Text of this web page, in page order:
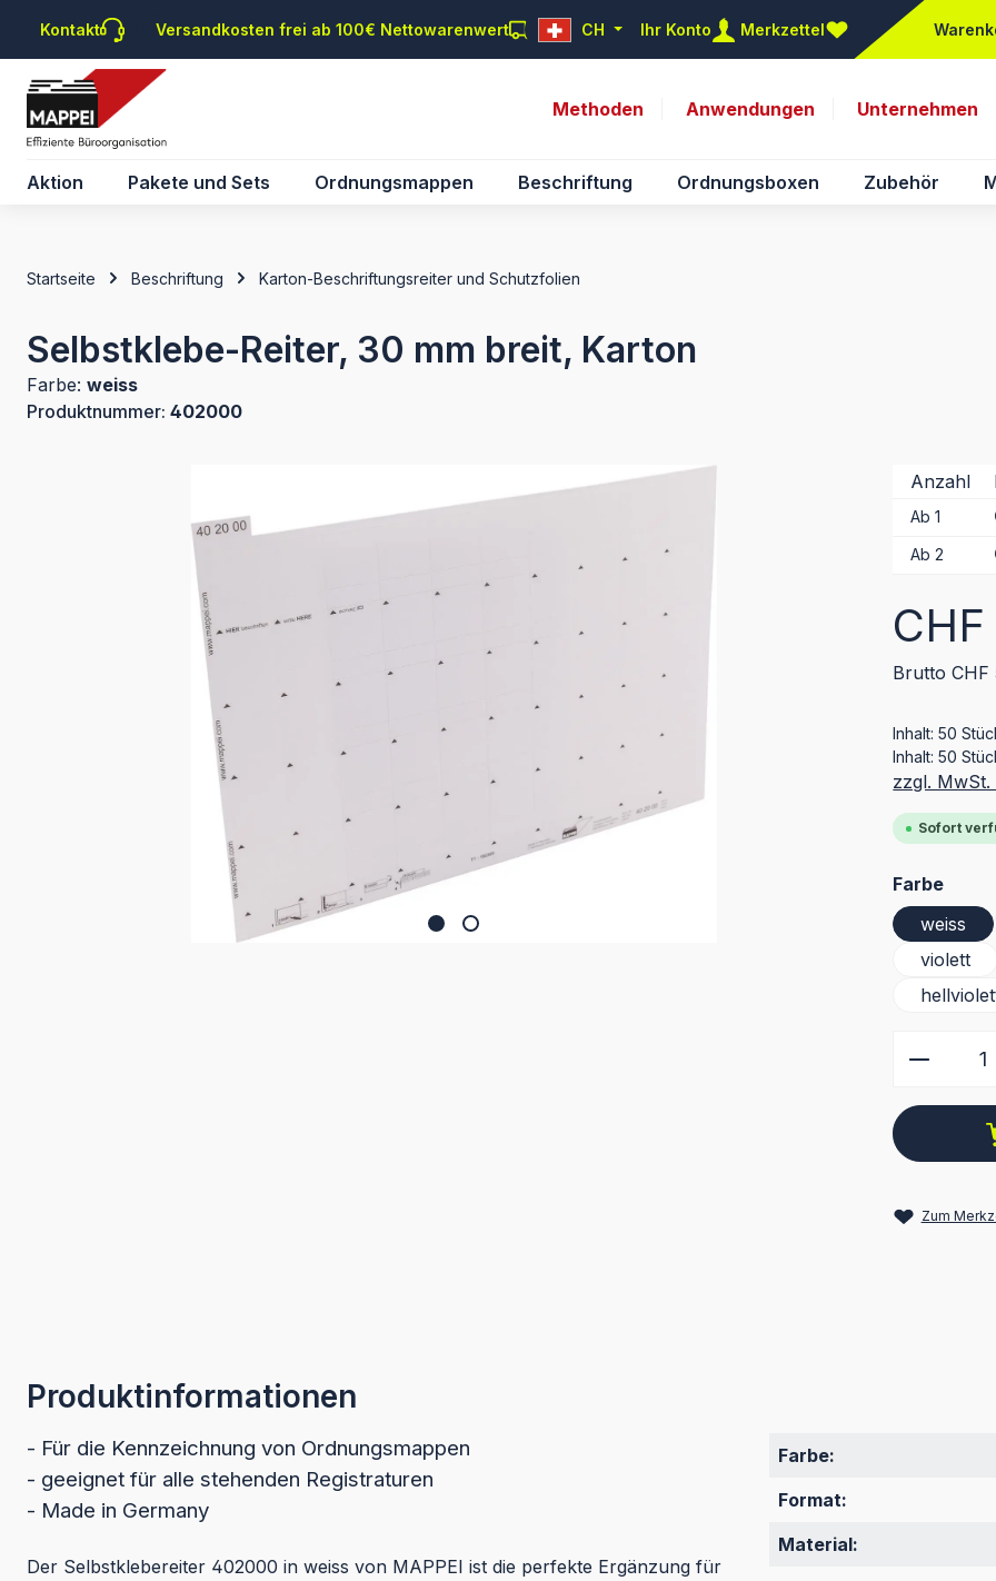
Hauptinhalt springen
Zur Suche springen
Zur Hauptnavigation springen
Kontakt Versandkosten frei ab 100€ Nettowarenwert CH Ihr Konto Merkzettel
Du hast 0 Produkte auf
Methoden Anwendungen Unternehmen
Aktion Pakete und Sets Ordnungsmappen Beschriftung Ordnungsboxen Zubehör
Startseite Beschriftung Karton-Beschriftungsreiter und Schutzfolien
Selbstklebe-Reiter, 30 mm breit, Karton
Farbe: weiss
Produktnummer: 402000
Anzahl
Ab1
Ab2
Regulärer
Brutto CHF
Inhalt:50
Inhalt:50
zzgl.
Sofort
Farbe
weiss
violett
Zum
Produktinformationen
- Für die Kennzeichnung von Ordnungsmappen
- geeignet für alle stehenden Registraturen
- Made in Germany
Der Selbstklebereiter 402000 in weiss von MAPPEI ist die perfekte Ergänzung für
Farbe:
Format:
Material: